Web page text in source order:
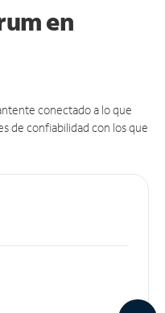
en
conectado a lo que
de confiabilidad con los que